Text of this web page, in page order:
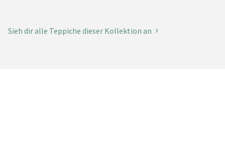
Sieh dir alle Teppiche dieser Kollektion an